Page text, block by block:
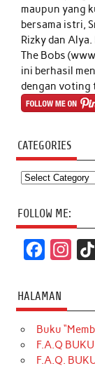
maupun yang
bersama istri,
Rizky dan
The Bobs
ini berhasil
dengan voting
CATEGORIES
Categories
FOLLOW ME:
c
e
b
o
t
a
g
HALAMAN
Buku
F.A.Q BUKU
F.A.Q.